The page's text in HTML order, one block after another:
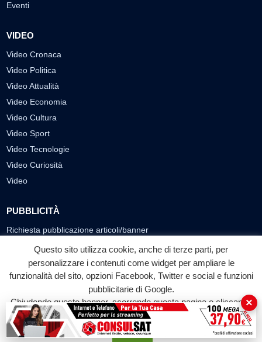
Eventi
VIDEO
Video Cronaca
Video Politica
Video Attualità
Video Economia
Video Cultura
Video Sport
Video Tecnologie
Video Curiosità
Video
PUBBLICITÀ
Richiesta pubblicazione articoli/banner
SEGUICI SUI SOCIAL
f
Facebook
◎ ▶
YouTube
© 2026 LABTV - Tutti i diritti riservati
Questo sito utilizza cookie, anche di terze parti, per
personalizzare i contenuti come widget per ampliare le
funzionalità del sito, opzioni Facebook, Twitter e social e funzioni
pubblicitarie di Google.
Chiudendo questo banner, scorrendo questa pagina o cliccando
su qualunque suo elemento acconsenti all'uso dei cookie.
Accetta
×